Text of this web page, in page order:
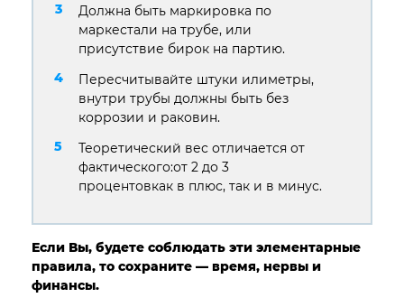
Должна быть маркировка по
маркестали на трубе, или
присутствие бирок на партию.
Пересчитывайте штуки илиметры,
внутри трубы должны быть без
коррозии и раковин.
Теоретический вес отличается от
фактического:от 2 до 3
процентовкак в плюс, так и в минус.
Если Вы, будете соблюдать эти элементарные
правила, то сохраните — время, нервы и
финансы.